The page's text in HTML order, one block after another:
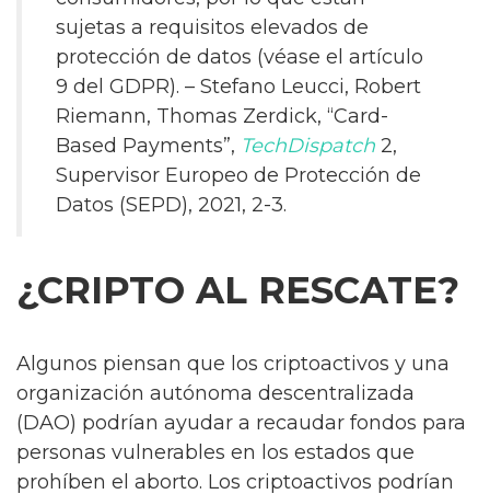
sujetas a requisitos elevados de
protección de datos (véase el artículo
9 del GDPR). – Stefano Leucci, Robert
Riemann, Thomas Zerdick, “Card-
Based Payments”, TechDispatch 2,
Supervisor Europeo de Protección de
Datos (SEPD), 2021, 2-3.
¿CRIPTO AL RESCATE?
Algunos piensan que los criptoactivos y una
organización autónoma descentralizada
(DAO) podrían ayudar a recaudar fondos para
personas vulnerables en los estados que
prohíben el aborto. Los criptoactivos podrían